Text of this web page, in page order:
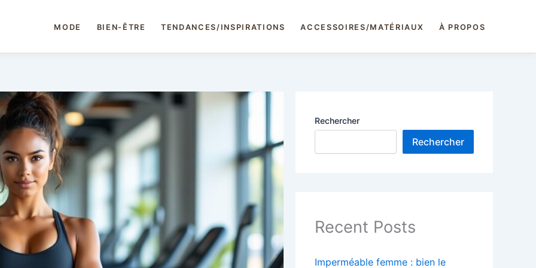
MODE BIEN-ÊTRE TENDANCES/INSPIRATIONS ACCESSOIRES/MATÉRIAUX À PROPOS
Rechercher
Rechercher
Recent Posts
Imperméable femme : bien le